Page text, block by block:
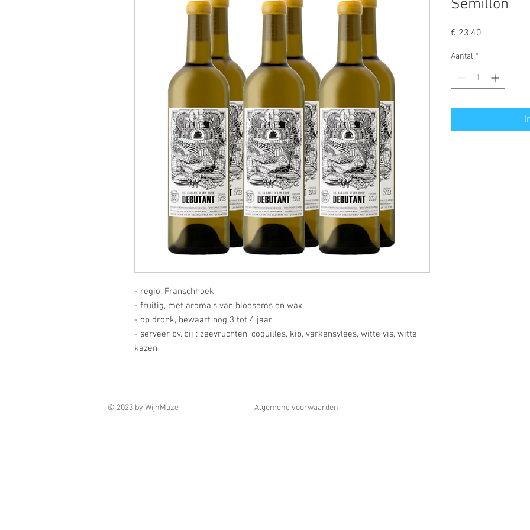
- regio: Franschhoek
- fruitig, met aroma's van bloesems en wax
- op dronk, bewaart nog 3 tot 4 jaar
- serveer bv. bij : zeevruchten, coquilles, kip, varkensvlees, witte vis, witte
kazen
Semillon
€ 23,40
Aantal *
© 2023 by WijnMuze Algemene voorwaarden